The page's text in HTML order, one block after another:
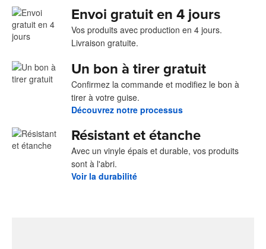
Envoi gratuit en 4 jours
Vos produits avec production en 4 jours.
Livraison gratuite.
Un bon à tirer gratuit
Confirmez la commande et modifiez le bon à
tirer à votre guise.
Découvrez notre processus
Résistant et étanche
Avec un vinyle épais et durable, vos produits
sont à l'abri.
Voir la durabilité